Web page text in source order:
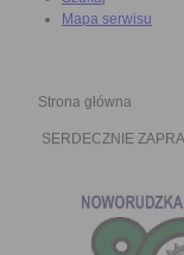
Mapa serwisu
Strona główna
SERDECZNIE